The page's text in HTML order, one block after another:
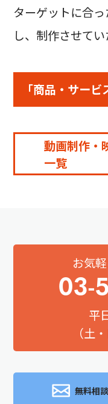
ターゲットに合
し、制作させてい
「商品・サー
動画制作・
一覧
お気
03-
平
（土
無料相